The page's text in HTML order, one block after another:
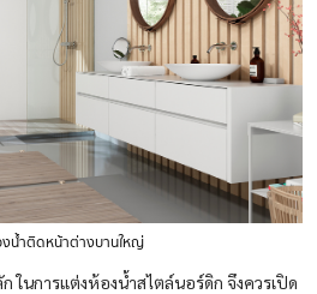
น้ำติดหน้าต่างบานใหญ่
ในการแต่งห้องน้ำสไตล์นอร์ดิก จึงควรเปิด